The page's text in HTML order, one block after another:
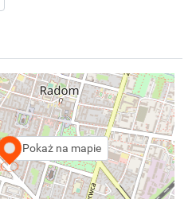
Pokaż na mapie